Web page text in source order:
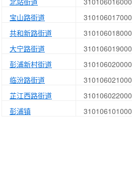
宝山路街道
310106017000
共和新路街道
310106018000
大宁路街道
310106019000
彭浦新村街道
310106020000
临汾路街道
310106021000
芷江西路街道
310106022000
彭浦镇
310106101000